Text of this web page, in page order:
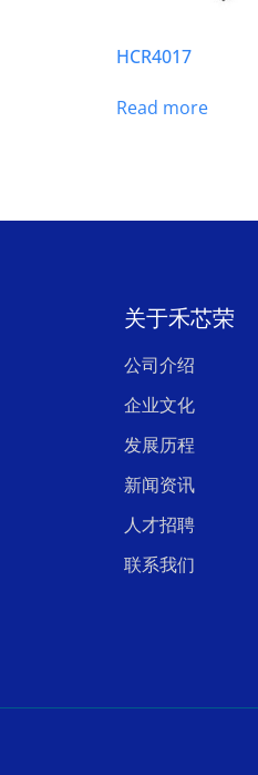
HCR4017
Read more
关于禾芯荣
公司介绍
企业文化
发展历程
新闻资讯
人才招聘
联系我们